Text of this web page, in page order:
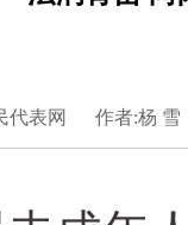
民代表网 作者:杨 雪